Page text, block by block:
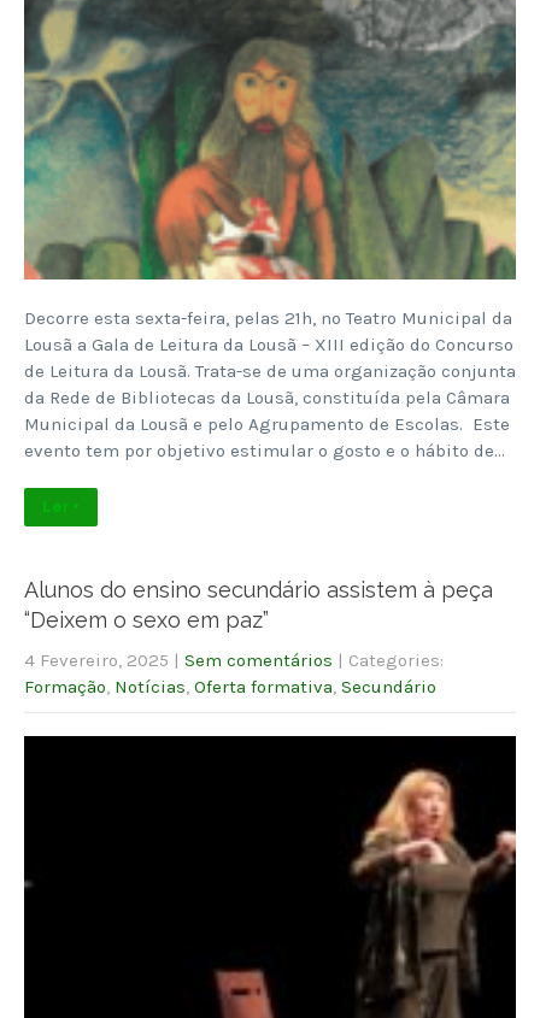
Decorre esta sexta-feira, pelas 21h, no Teatro Municipal da
Lousã a Gala de Leitura da Lousã – XIII edição do Concurso
de Leitura da Lousã. Trata-se de uma organização conjunta
da Rede de Bibliotecas da Lousã, constituída pela Câmara
Municipal da Lousã e pelo Agrupamento de Escolas. Este
evento tem por objetivo estimular o gosto e o hábito de…
Ler +
Alunos do ensino secundário assistem à peça
“Deixem o sexo em paz”
4 Fevereiro, 2025 | Sem comentários | Categories:
Formação Notícias Oferta formativa Secundário